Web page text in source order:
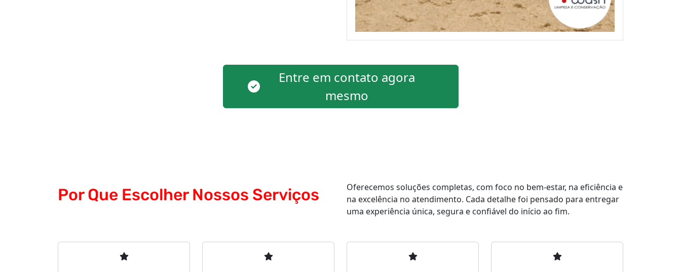
Entre em contato agora
mesmo
Por Que Escolher Nossos Serviços
Oferecemos soluções completas, com foco no bem-estar, na eficiência e
na excelência no atendimento. Cada detalhe foi pensado para entregar
uma experiência única, segura e confiável do início ao fim.